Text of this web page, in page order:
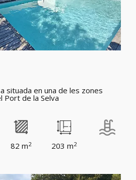
situada en una de les zones
Port de la Selva
82 m2 203 m2